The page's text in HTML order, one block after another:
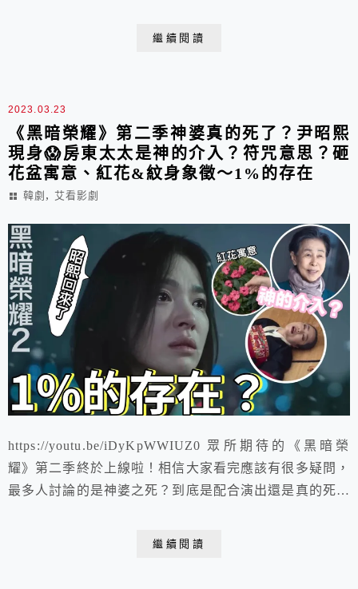
也照金編風格，讓反派當上氣象主播，用了不少氣象來烘
繼續閱讀
2023.03.23
《黑暗榮耀》第二季神婆真的死了？尹昭熙
現身😱房東太太是神的介入？符咒意思？砸
花盆寓意、紅花&紋身象徵～1%的存在
韓劇 , 艾看影劇
https://youtu.be/iDyKpWWIUZ0 眾所期待的《黑暗榮
耀》第二季終於上線啦！相信大家看完應該有很多疑問，
最多人討論的是神婆之死？到底是配合演出還是真的死了
繼續閱讀